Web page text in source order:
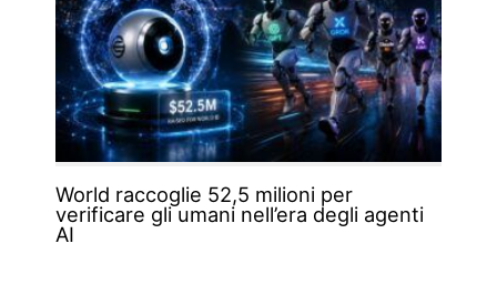
World raccoglie 52,5 milioni per
verificare gli umani nell’era degli agenti
AI